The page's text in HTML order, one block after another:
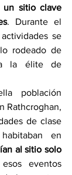
sitio clave
se
rodeado de
la élite de
población
Rathcroghan,
de clase
en
al sitio solo
eventos